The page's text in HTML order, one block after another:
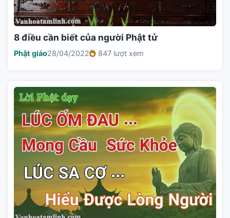
8 điều cần biết của người Phật tử
Phật giáo28/04/2022 847 lượt xem